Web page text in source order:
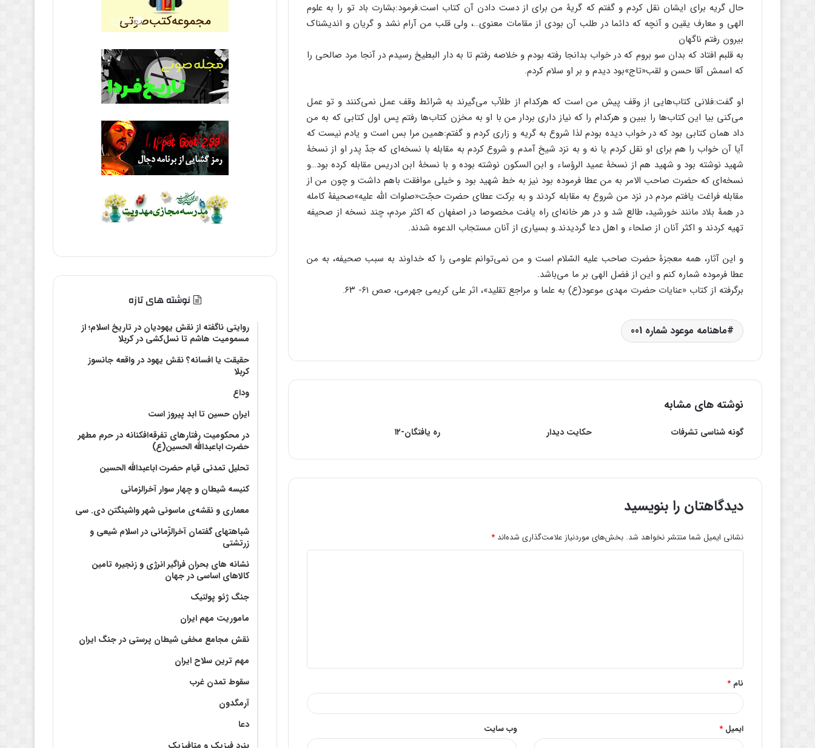
حال گریه براى ایشان نقل کردم و گفتم که گریۀ من براى از دست دادن آن کتاب است.فرمود:بشارت باد تو را به علوم
الهى و معارف یقین و آنچه که دائما در طلب آن بودى از مقامات معنوى…، ولى قلب من آرام نشد و گریان و اندیشناک
بیرون رفتم ناگهان
به قلبم افتاد که بدان سو بروم که در خواب بدانجا رفته بودم و خلاصه رفتم تا به دار البطیخ رسیدم در آنجا مرد صالحى را
که اسمش آقا حسن و لقب«تاج»بود دیدم و بر او سلام کردم.
او گفت:فلانى کتاب‌هایى از وقف پیش من است که هرکدام از طلاّب مى‌گیرند به شرائط وقف عمل نمى‌کنند و تو عمل
مى‌کنى بیا این کتاب‌ها را ببین و هرکدام را که نیاز دارى بردار من با او به مخزن کتاب‌ها رفتم پس اول کتابى که به من
داد همان کتابى بود که در خواب دیده بودم لذا شروع به گریه و زارى کردم و گفتم:همین مرا بس است و یادم نیست که
آیا آن خواب را هم براى او نقل کردم یا نه و به نزد شیخ آمدم و شروع کردم به مقابله با نسخه‌اى که جدّ پدر او از نسخۀ
شهید نوشته بود و شهید هم از نسخۀ عمید الرؤساء و ابن السکون نوشته بوده و با نسخۀ ابن ادریس مقابله کرده بود…و
نسخه‌اى که حضرت صاحب الامر به من عطا فرموده بود نیز به خط شهید بود و خیلى موافقت باهم داشت و چون من از
مقابله فراغت یافتم مردم در نزد من شروع به مقابله کردند و به برکت عطاى حضرت حجّت«صلوات اللّه علیه»صحیفۀ کامله
در همۀ بلاد مانند خورشید، طالع شد و در هر خانه‌اى راه یافت مخصوصا در اصفهان که اکثر مردم، چند نسخه از صحیفه
تهیه کردند و اکثر آنان از صلحاء و اهل دعا گردیدند.و بسیارى از آنان مستجاب الدعوه شدند.
و این آثار، همه معجزۀ حضرت صاحب علیه السّلام است و من نمى‌توانم علومى را که خداوند به سبب صحیفه، به من
عطا فرموده شماره کنم و این از فضل الهى بر ما مى‌باشد.
برگرفته از کتاب «عنایات حضرت مهدی موعود(ع) به علما و مراجع تقلید»، اثر علی کریمی جهرمی، صص ۶۱- ۶۳.
ماهنامه موعود شماره 001
نوشته های مشابه
گونه شناسی تشرفات حکایت دیدار ره یافتگان-۱۲
دیدگاهتان را بنویسید
نشانی ایمیل شما منتشر نخواهد شد. بخش‌های موردنیاز علامت‌گذاری شده‌اند *
*
نام *
ایمیل * وب‌ سایت
نوشته های تازه
روایتی ناگفته از نقش یهودیان در تاریخ اسلام؛ از
مسمومیت هاشم تا نسل‌کشی در کربلا
حقیقت یا افسانه؟‌ نقش یهود در واقعه جانسوز
کربلا
وداع
ایران حسین تا ابد پیروز است
در محکومیت رفتارهای تفرقه‌افکنانه در حرم مطهر
حضرت اباعبدالله الحسین(ع)
تحلیل تمدنی قیام حضرت اباعبدالله الحسین
کنیسه شیطان و چهار سوار آخرالزمانی
معماری و نقشه‌ی ماسونی شهر واشينگتن دی. سی
شباهتهای گفتمان آخر‌الزّمانی در اسلام شیعی و
زرتشتی
نشانه های بحران فراگیر انرژی و زنجیره تامین
کالاهای اساسی در جهان
جنگ ژئو پولتیک
ماموریت مهم ایران
نقش مجامع مخفی شیطان پرستی در جنگ ایران
مهم ترین سلاح ایران
سقوط تمدن غرب
آرمگدون
دعا